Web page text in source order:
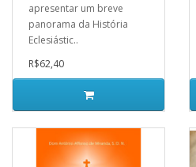
apresentar um breve
panorama da História
Eclesiástic..
R$62,40